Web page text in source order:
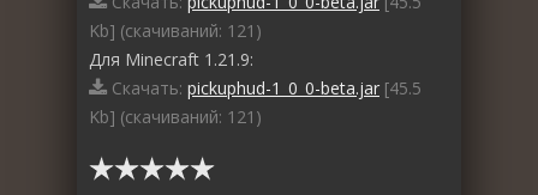
Kb] (cкачиваний: 121)
Для Minecraft 1.21.9:
Скачать: pickuphud-1_0_0-beta.jar [45.5
Kb] (cкачиваний: 121)